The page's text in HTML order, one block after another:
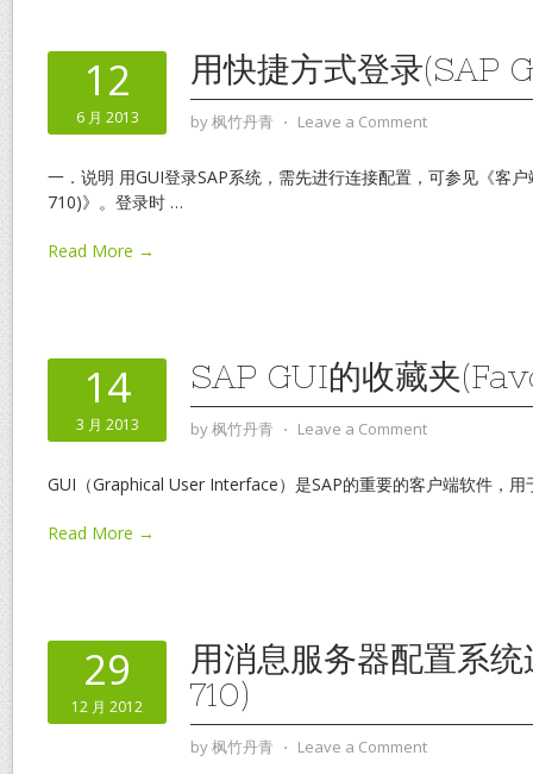
12
6 月 2013
用快捷方式登录(SAP
by枫竹丹青 ⋅ Leave a Comment
一．说明 用GUI登录SAP系统，需先进行连接配置，可参见《客
710)》。登录时 …
Read More →
14
3 月 2013
SAP GUI的收藏夹
by枫竹丹青 ⋅ Leave a Comment
GUI（Graphical User Interface）是SAP的重要的客户端软件，
Read More →
29
12 月 2012
用消息服务器配置系
710)
by枫竹丹青 ⋅ Leave a Comment